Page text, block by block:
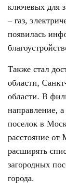
ключевых для
– газ,
появилась
Также стал
области,
области. В
направление,
поселок в
расстояние
расширять
загородных
города.